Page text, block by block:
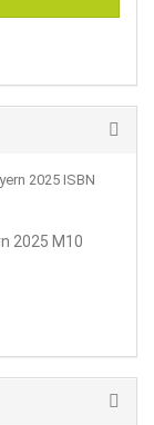
2025 M10